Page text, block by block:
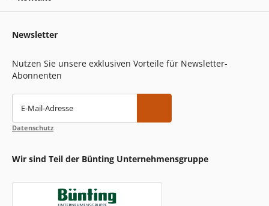
Newsletter
Nutzen Sie unsere exklusiven Vorteile für Newsletter-
Abonnenten
E-Mail-Adresse
Datenschutz
Wir sind Teil der Bünting Unternehmensgruppe